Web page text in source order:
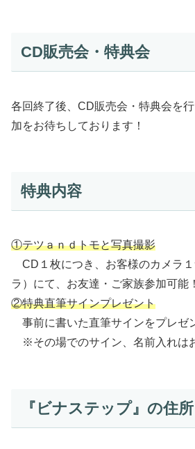
CD販売会・特典会
各回終了後、CD販売会・特典会を
加をお待ちしております！
特典内容
①テツａｎｄトモと写真撮影
CD１枚につき、お客様のカメラ１
ラ）にて、お友達・ご家族参加可能！
②特典直筆サインプレゼント
事前に書いた直筆サインをプレゼ
※その場でのサイン、名前入れは
『ビナステップ』の住所